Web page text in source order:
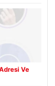
Ve